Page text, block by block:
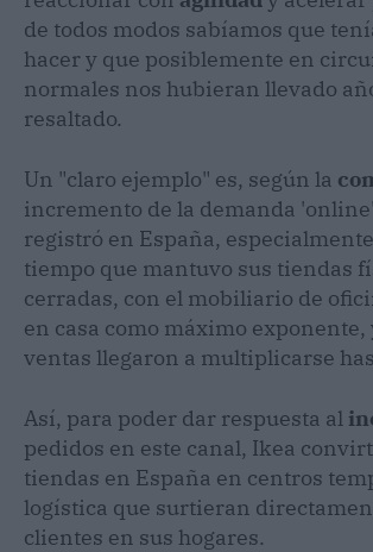
de todos modos sabíamos que
hacer y que posiblemente en
normales nos hubieran llevado
resaltado.
Un "claro ejemplo" es, según la
incremento de la demanda
registró en España,
tiempo que mantuvo sus tiendas
cerradas, con el mobiliario de
en casa como máximo exponente,
ventas llegaron a multiplicarse
Así, para poder dar respuesta al
pedidos en este canal, Ikea
tiendas en España en centros
logística que surtieran
clientes en sus hogares.